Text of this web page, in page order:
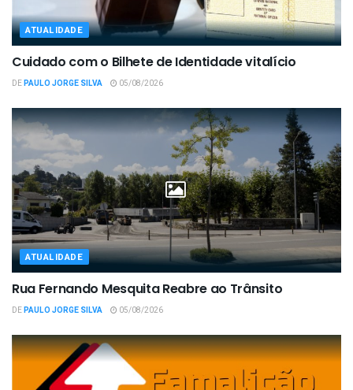
ATUALIDADE
Cuidado com o Bilhete de Identidade vitalício
DEPAULO JORGE SILVA 05/08/2026
ATUALIDADE
Rua Fernando Mesquita Reabre ao Trânsito
DEPAULO JORGE SILVA 05/08/2026